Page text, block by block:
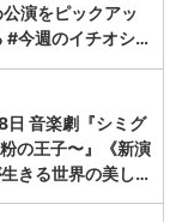
演をピックアッ
#今週のイチオシ…
音楽劇『シミグ
の王子〜』《新演
きる世界の美し…